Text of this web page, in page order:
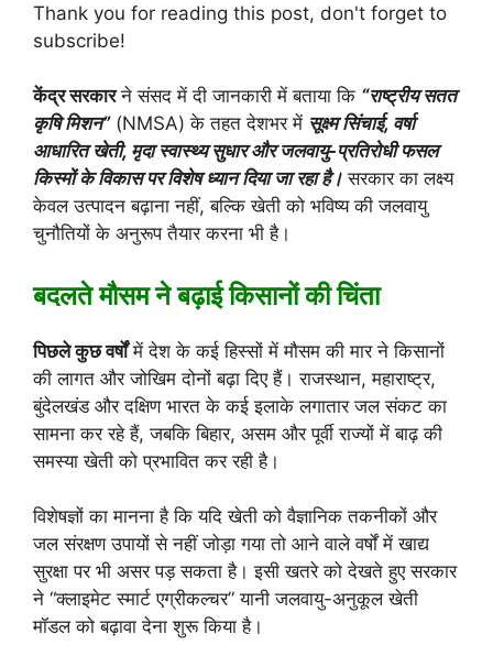
Thank you for reading this post, don't forget to
subscribe!
केंद्र सरकारने संसद में दी जानकारी में बताया कि “राष्ट्रीय सतत
कृषि मिशन”(NMSA) के तहत देशभर में सूक्ष्म सिंचाई, वर्षा
आधारित खेती, मृदा स्वास्थ्य सुधार और जलवायु-प्रतिरोधी फसल
किस्मों के विकास पर विशेष ध्यान दिया जा रहा है। सरकार का लक्ष्य
केवल उत्पादन बढ़ाना नहीं, बल्कि खेती को भविष्य की जलवायु
चुनौतियों के अनुरूप तैयार करना भी है।
बदलते मौसम ने बढ़ाई किसानों की चिंता
पिछले कुछ वर्षोंमें देश के कई हिस्सों में मौसम की मार ने किसानों
की लागत और जोखिम दोनों बढ़ा दिए हैं। राजस्थान, महाराष्ट्र,
बुंदेलखंड और दक्षिण भारत के कई इलाके लगातार जल संकट का
सामना कर रहे हैं, जबकि बिहार, असम और पूर्वी राज्यों में बाढ़ की
समस्या खेती को प्रभावित कर रही है।
विशेषज्ञों का मानना है कि यदि खेती को वैज्ञानिक तकनीकों और
जल संरक्षण उपायों से नहीं जोड़ा गया तो आने वाले वर्षों में खाद्य
सुरक्षा पर भी असर पड़ सकता है। इसी खतरे को देखते हुए सरकार
ने “क्लाइमेट स्मार्ट एग्रीकल्चर” यानी जलवायु-अनुकूल खेती
मॉडल को बढ़ावा देना शुरू किया है।